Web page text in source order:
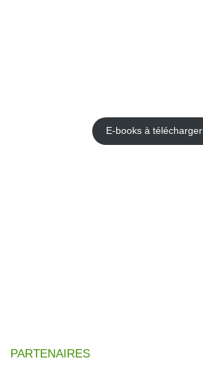
E-books à télécharger
PARTENAIRES